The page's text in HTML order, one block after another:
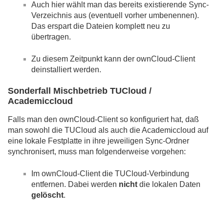
Auch hier wählt man das bereits existierende Sync-
Verzeichnis aus (eventuell vorher umbenennen).
Das erspart die Dateien komplett neu zu
übertragen.
Zu diesem Zeitpunkt kann der ownCloud-Client
deinstalliert werden.
Sonderfall Mischbetrieb TUCloud /
Academiccloud
Falls man den ownCloud-Client so konfiguriert hat, daß
man sowohl die TUCloud als auch die Academiccloud auf
eine lokale Festplatte in ihre jeweiligen Sync-Ordner
synchronisert, muss man folgenderweise vorgehen:
Im ownCloud-Client die TUCloud-Verbindung
entfernen. Dabei werden nicht die lokalen Daten
gelöscht.